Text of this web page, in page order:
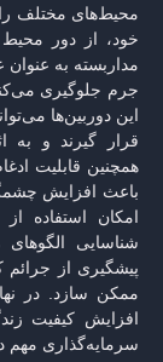
محیط‌های مختلف را
خود، از دور
مداربسته به
جرم جلوگیری
این دوربین‌ها
قرار گیرند و به
همچنین قابلیت
باعث افزایش
امکان استفاده
شناسایی
پیشگیری از
ممکن سازد. در
افزایش کیفیت
سرمایه‌گذاری